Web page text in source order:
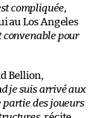
compliquée,
au Los Angeles
convenable pour
Bellion,
je suis arrivé aux
partie des joueurs